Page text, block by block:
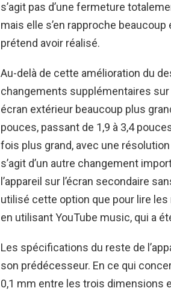
s’agit pas d’une fermeture
mais elle s’en rapproche
prétend avoir réalisé.
Au-delà de cette amélioration du
changements supplémentaires sur
écran extérieur beaucoup plus
pouces, passant de 1,9 à 3,4
fois plus grand, avec une
s’agit d’un autre changement
l’appareil sur l’écran secondaire
utilisé cette option que pour lire les
en utilisant YouTube music, qui a
Les spécifications du reste de
son prédécesseur. En ce qui
0,1 mm entre les trois dimensions